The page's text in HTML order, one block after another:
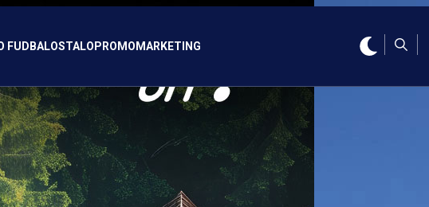
FUDBALOSTALO PROMO MARKETING